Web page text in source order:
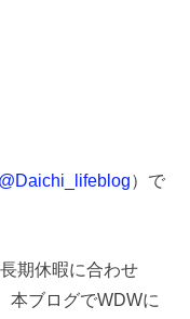
@Daichi_lifeblog）で
期休暇に合わせ
本ブログでWDWに